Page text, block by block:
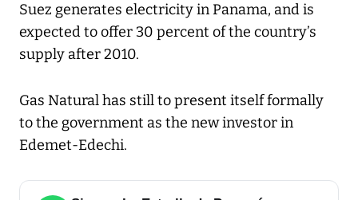
Suez generates electricity in Panama, and is
expected to offer 30 percent of the country’s
supply after 2010.
Gas Natural has still to present itself formally
to the government as the new investor in
Edemet-Edechi.